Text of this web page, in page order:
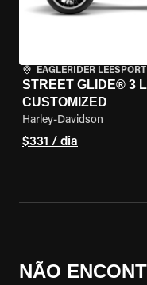
EAGLERIDER LEESPORT
STREET GLIDE® 3
CUSTOMIZED
Harley-Davidson
$331 / dia
NÃO